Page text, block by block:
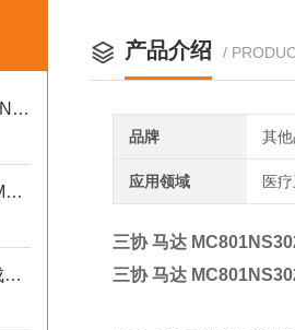
到货！京都玉崎深圳仓库到货日本AND 电子秤HV-60KCEP
到货！京都玉崎深圳仓库到货日本IMADA 推拉力计 DST-20N
到货！京都玉崎深圳仓库到货日本成茂锻针仪MF2
产品介绍 /
品牌 其
应用领域 医
三协 马达
三协 马达